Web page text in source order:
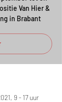
Van Hier &
in Brabant
9 - 17 uur